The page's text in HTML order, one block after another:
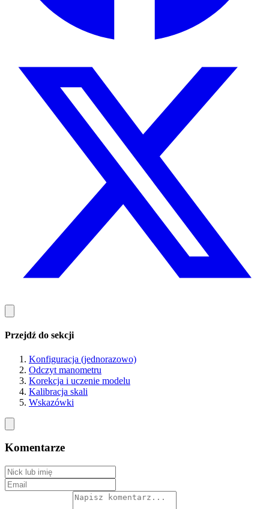
Przejdź do sekcji
Konfiguracja (jednorazowo)
Odczyt manometru
Korekcja i uczenie modelu
Kalibracja skali
Wskazówki
Komentarze